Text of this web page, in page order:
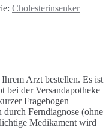
Cholesterinsenker
Arzt bestellen. Es ist
bei der Versandapotheke
Fragebogen
Ferndiagnose (ohne
Medikament wird